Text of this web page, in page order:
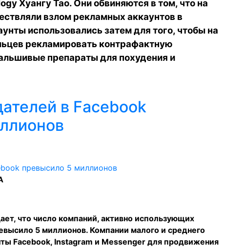
Хуангу Тао. Они обвиняются в том, что на
взлом рекламных аккаунтов в
использовались затем для того, чтобы на
рекламировать контрафактную
препараты для похудения и
в Facebook
что число компаний, активно использующих
5 миллионов. Компании малого и среднего
Facebook, Instagram и Messenger для продвижения